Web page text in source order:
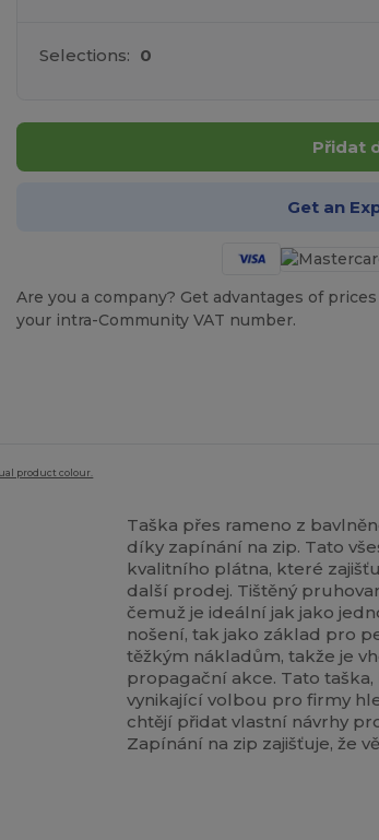
Selections: 0
Přidat
Get an
Are you a company? Get advantages of
your intra-Community VAT number.
product colour.
Taška přes rameno z
díky zapínání na zip. Tato
kvalitního plátna, které
další prodej. Tištěný
čemuž je ideální jak jako
nošení, tak jako základ pro
těžkým nákladům, takže je
propagační akce. Tato
vynikající volbou pro firmy
chtějí přidat vlastní návrhy
Zapínání na zip zajišťuje, že